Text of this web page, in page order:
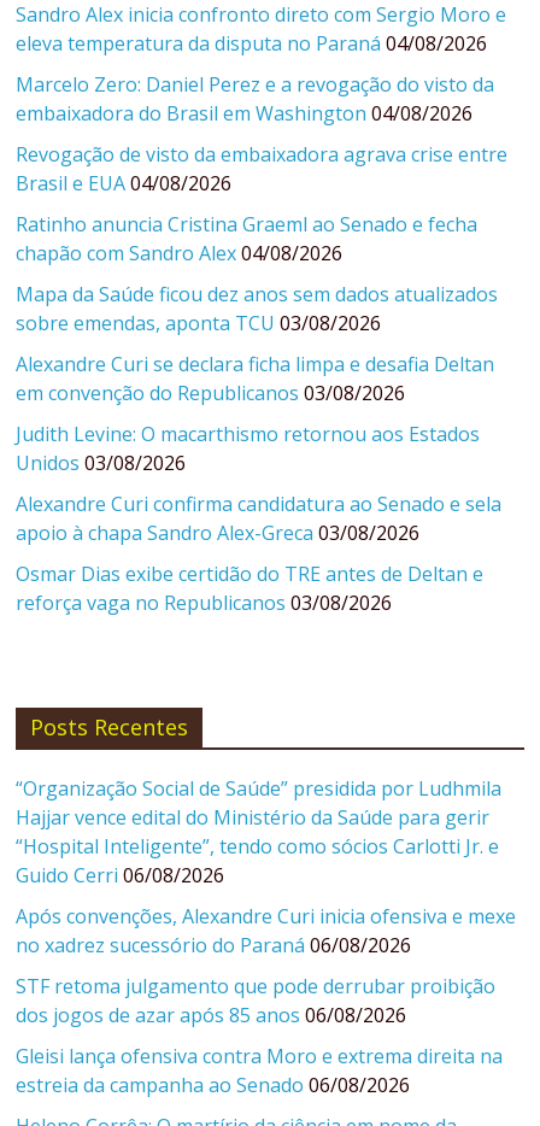
Sandro Alex inicia confronto direto com Sergio Moro e
eleva temperatura da disputa no Paraná 04/08/2026
Marcelo Zero: Daniel Perez e a revogação do visto da
embaixadora do Brasil em Washington 04/08/2026
Revogação de visto da embaixadora agrava crise entre
Brasil e EUA 04/08/2026
Ratinho anuncia Cristina Graeml ao Senado e fecha
chapão com Sandro Alex 04/08/2026
Mapa da Saúde ficou dez anos sem dados atualizados
sobre emendas, aponta TCU 03/08/2026
Alexandre Curi se declara ficha limpa e desafia Deltan
em convenção do Republicanos 03/08/2026
Judith Levine: O macarthismo retornou aos Estados
Unidos 03/08/2026
Alexandre Curi confirma candidatura ao Senado e sela
apoio à chapa Sandro Alex-Greca 03/08/2026
Osmar Dias exibe certidão do TRE antes de Deltan e
reforça vaga no Republicanos 03/08/2026
Posts Recentes
“Organização Social de Saúde” presidida por Ludhmila
Hajjar vence edital do Ministério da Saúde para gerir
“Hospital Inteligente”, tendo como sócios Carlotti Jr. e
Guido Cerri 06/08/2026
Após convenções, Alexandre Curi inicia ofensiva e mexe
no xadrez sucessório do Paraná 06/08/2026
STF retoma julgamento que pode derrubar proibição
dos jogos de azar após 85 anos 06/08/2026
Gleisi lança ofensiva contra Moro e extrema direita na
estreia da campanha ao Senado 06/08/2026